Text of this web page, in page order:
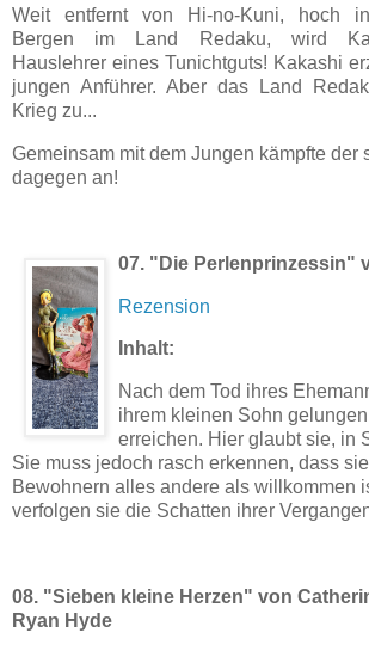
Weit entfernt von Hi-no-Kuni, hoch
Bergen im Land Redaku, wird
Hauslehrer eines Tunichtguts! Kakashi
jungen Anführer. Aber das Land
Krieg zu...
Gemeinsam mit dem Jungen kämpfte der
dagegen an!
07. "Die Perlenprinzessin"
Rezension
Inhalt:
Nach dem Tod ihres
ihrem kleinen Sohn
erreichen. Hier glaubt sie, in
Sie muss jedoch rasch erkennen, dass
Bewohnern alles andere als willkommen
verfolgen sie die Schatten ihrer
08. "Sieben kleine Herzen" von
Ryan Hyde